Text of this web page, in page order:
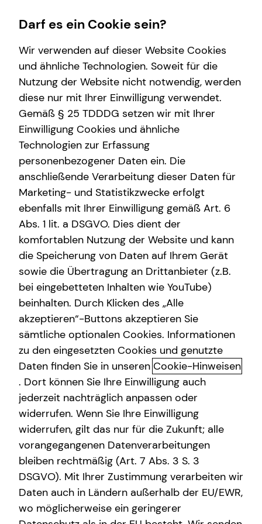
Karriere
Karrierechancen
Trainee
Praktikum
Direkteinstieg
Finanzberatung
Videoberatung
Spezialisten-Netzwerk
Immobilienfinanzierung
Investment
Kapitalanlage Immobilien
Altersvorsorge
Arbeitskraftabsicherung
Kindervorsorge
Sach- und Vermögenssicherung
Service
Kundenportal
Schadenabwicklung
Wissenswertes
Über mich
Über tecis
Interview
Trainee Vertrieb
Du verfügst über eine laufende oder
abgeschlossene Ausbildung bzw. ein (Fach-)
Hochschulstudium?
Dich motiviert die Vorstellung, unternehmerisch
erfolgreich zu sein?
Du möchtest Spezialistin oder Spezialist werden
oder als Führungskraft Teams entwickeln?
Du besitzt eine unternehmerische Denk- und
eigenständige Arbeitsweise?
Du bist kommunikativ und arbeitest gerne im Team?
Du hast dazu noch eine Affinität für Wirtschaft,
Finanzen und die Arbeit mit Menschen? Dann bist
Darf es ein Cookie sein?
Wir verwenden auf dieser Website Cookies
und ähnliche Technologien. Soweit für die
Nutzung der Website nicht notwendig, werden
diese nur mit Ihrer Einwilligung verwendet.
Gemäß § 25 TDDDG setzen wir mit Ihrer
Einwilligung Cookies und ähnliche
Technologien zur Erfassung
personenbezogener Daten ein. Die
anschließende Verarbeitung dieser Daten für
Marketing- und Statistikzwecke erfolgt
ebenfalls mit Ihrer Einwilligung gemäß Art. 6
Abs. 1 lit. a DSGVO. Dies dient der
komfortablen Nutzung der Website und kann
die Speicherung von Daten auf Ihrem Gerät
sowie die Übertragung an Drittanbieter (z.B.
bei eingebetteten Inhalten wie YouTube)
beinhalten. Durch Klicken des „Alle
akzeptieren“-Buttons akzeptieren Sie
sämtliche optionalen Cookies. Informationen
zu den eingesetzten Cookies und genutzte
Daten finden Sie in unseren Cookie-Hinweisen
. Dort können Sie Ihre Einwilligung auch
jederzeit nachträglich anpassen oder
widerrufen. Wenn Sie Ihre Einwilligung
widerrufen, gilt das nur für die Zukunft; alle
vorangegangenen Datenverarbeitungen
bleiben rechtmäßig (Art. 7 Abs. 3 S. 3
DSGVO). Mit Ihrer Zustimmung verarbeiten wir
Daten auch in Ländern außerhalb der EU/EWR,
wo möglicherweise ein geringerer